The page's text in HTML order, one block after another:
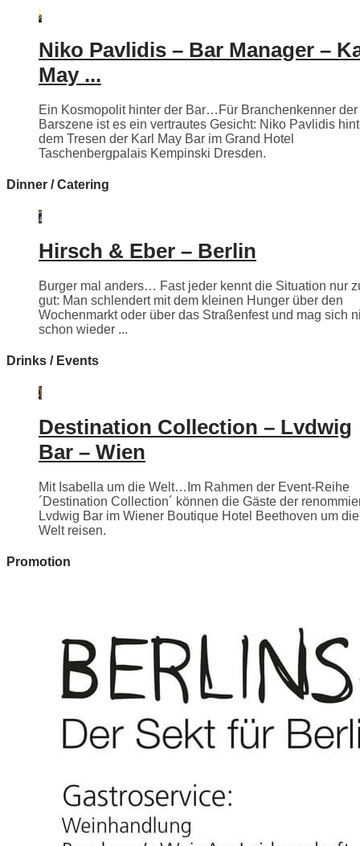
Niko Pavlidis – Bar Manager –
May ...
Ein Kosmopolit hinter der Bar…Für Branchenkenner der
Barszene ist es ein vertrautes Gesicht: Niko Pavlidis
dem Tresen der Karl May Bar im Grand Hotel
Taschenbergpalais Kempinski Dresden.
Dinner / Catering
Hirsch & Eber – Berlin
Burger mal anders… Fast jeder kennt die Situation nur
gut: Man schlendert mit dem kleinen Hunger über den
Wochenmarkt oder über das Straßenfest und mag sich
schon wieder ...
Drinks / Events
Destination Collection – Lvdwig
Bar – Wien
Mit Isabella um die Welt…Im Rahmen der Event-Reihe
´Destination Collection´ können die Gäste der
Lvdwig Bar im Wiener Boutique Hotel Beethoven um die
Welt reisen.
Promotion